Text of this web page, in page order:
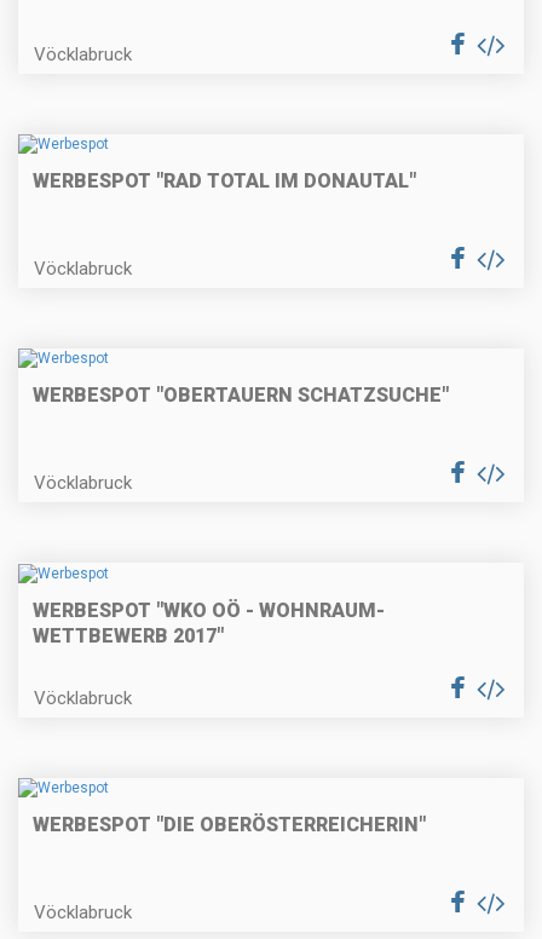
Vöcklabruck
WERBESPOT "RAD TOTAL IM DONAUTAL"
Vöcklabruck
WERBESPOT "OBERTAUERN SCHATZSUCHE"
Vöcklabruck
WERBESPOT "WKO OÖ - WOHNRAUM-
WETTBEWERB 2017"
Vöcklabruck
WERBESPOT "DIE OBERÖSTERREICHERIN"
Vöcklabruck